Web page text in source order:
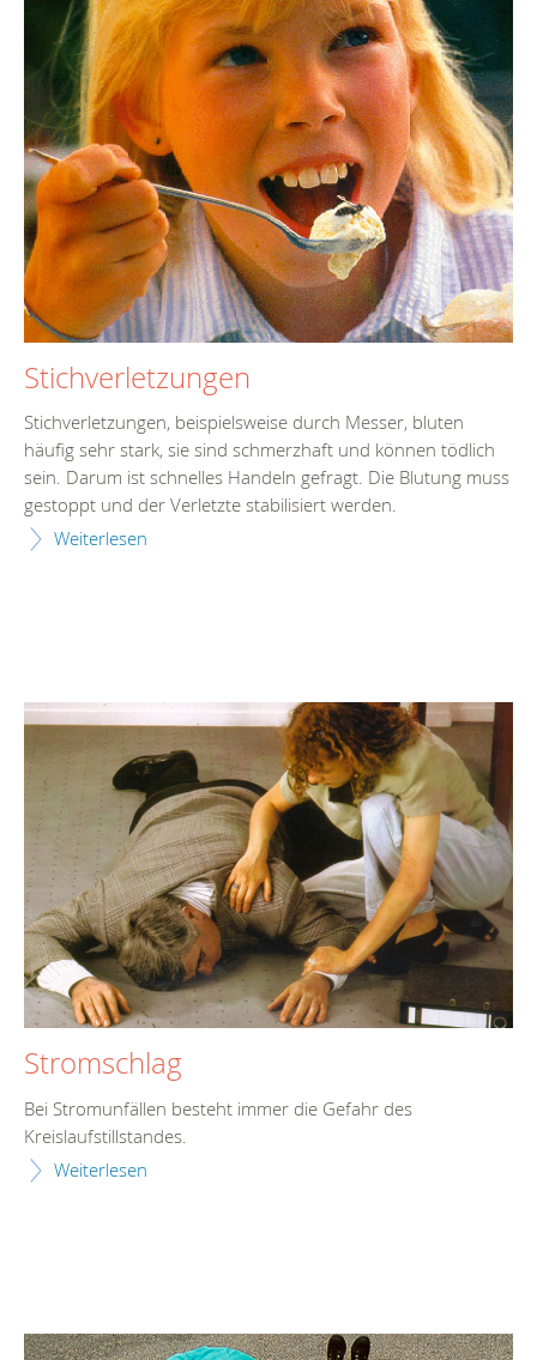
Stichverletzungen
Stichverletzungen, beispielsweise durch Messer, bluten
häufig sehr stark, sie sind schmerzhaft und können tödlich
sein. Darum ist schnelles Handeln gefragt. Die Blutung muss
gestoppt und der Verletzte stabilisiert werden.
Weiterlesen
Stromschlag
Bei Stromunfällen besteht immer die Gefahr des
Kreislaufstillstandes.
Weiterlesen